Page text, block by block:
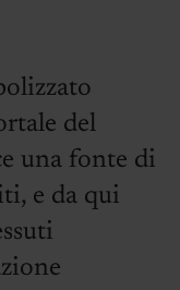
del
una fonte di
e da qui